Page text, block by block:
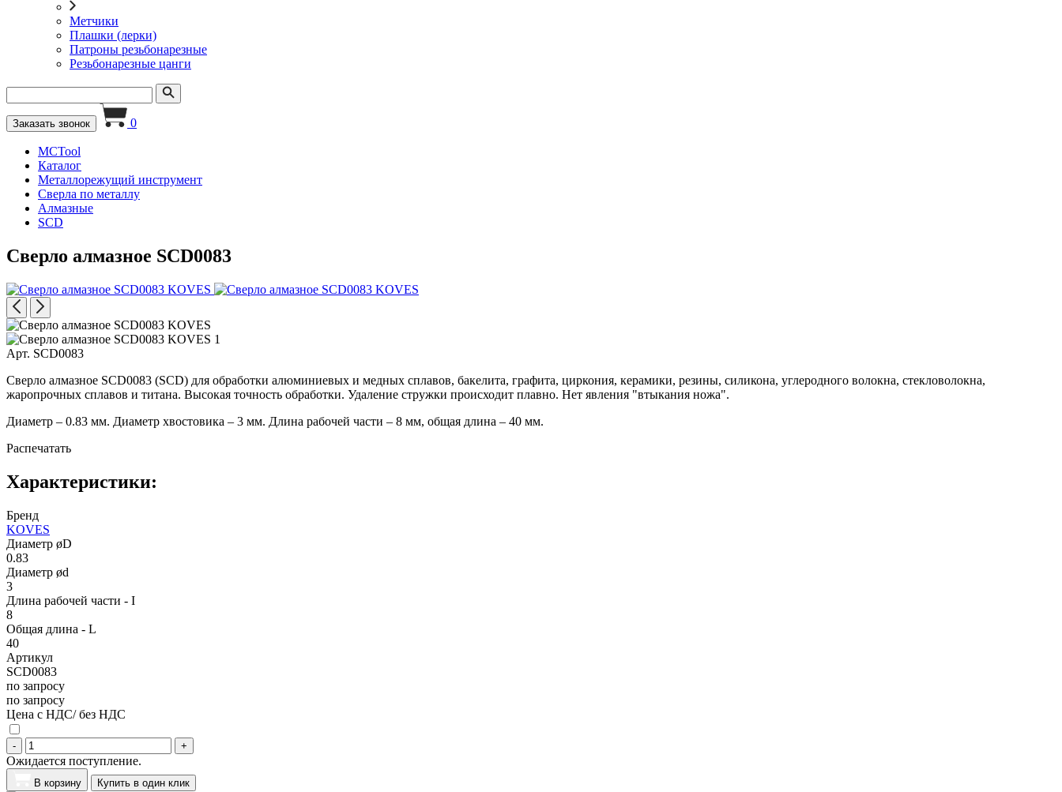
Метчики
Плашки (лерки)
Патроны резьбонарезные
Резьбонарезные цанги
Заказать звонок 0
MCTool
Каталог
Металлорежущий инструмент
Сверла по металлу
Алмазные
SCD
Сверло алмазное SCD0083
Арт. SCD0083
Сверло алмазное SCD0083 (SCD) для обработки алюминиевых и медных сплавов, бакелита, графита, циркония, керамики, резины, силикона, углеродного волокна, стекловолокна,
жаропрочных сплавов и титана. Высокая точность обработки. Удаление стружки происходит плавно. Нет явления "втыкания ножа".
Диаметр – 0.83 мм. Диаметр хвостовика – 3 мм. Длина рабочей части – 8 мм, общая длина – 40 мм.
Распечатать
Характеристики:
Бренд
KOVES
Диаметр øD
0.83
Диаметр ød
3
Длина рабочей части - I
8
Общая длина - L
40
Артикул
SCD0083
по запросу
по запросу
Цена с НДС/ без НДС
- +
Ожидается поступление.
В корзину Купить в один клик